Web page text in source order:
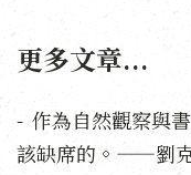
更多文章...
作為自然觀察與
該缺席的。——劉